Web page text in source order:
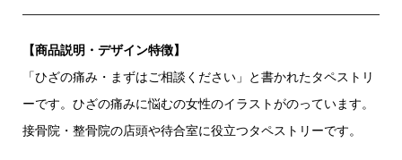
【商品説明・デザイン特徴】
「ひざの痛み・まずはご相談ください」と書かれたタペストリ
ーです。ひざの痛みに悩むの女性のイラストがのっています。
接骨院・整骨院の店頭や待合室に役立つタペストリーです。